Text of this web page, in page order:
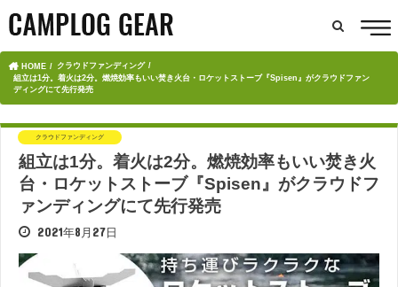
HOME
クラウドファンディング
組立は1分。着火は2分。燃焼効率もいい焚き火台・ロケットストーブ『Spisen』がクラウドファン
ディングにて先行発売
クラウドファンディング
組立は1分。着火は2分。燃焼効率もいい焚き火
台・ロケットストーブ『Spisen』がクラウドフ
ァンディングにて先行発売
2021年8月27日